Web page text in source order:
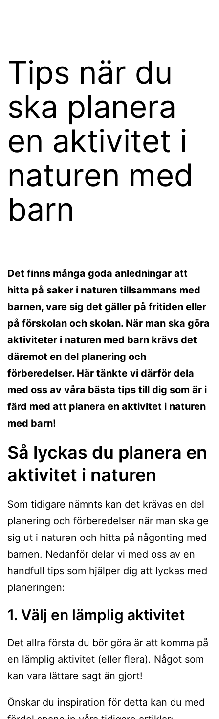
Tips när du
ska planera
en aktivitet i
naturen med
barn
Det finns många goda anledningar att
hitta på saker i naturen tillsammans med
barnen, vare sig det gäller på fritiden eller
på förskolan och skolan. När man ska göra
aktiviteter i naturen med barn krävs det
däremot en del planering och
förberedelser. Här tänkte vi därför dela
med oss av våra bästa tips till dig som är i
färd med att planera en aktivitet i naturen
med barn!
Så lyckas du planera en
aktivitet i naturen
Som tidigare nämnts kan det krävas en del
planering och förberedelser när man ska ge
sig ut i naturen och hitta på någonting med
barnen. Nedanför delar vi med oss av en
handfull tips som hjälper dig att lyckas med
planeringen:
1. Välj en lämplig aktivitet
Det allra första du bör göra är att komma på
en lämplig aktivitet (eller flera). Något som
kan vara lättare sagt än gjort!
Önskar du inspiration för detta kan du med